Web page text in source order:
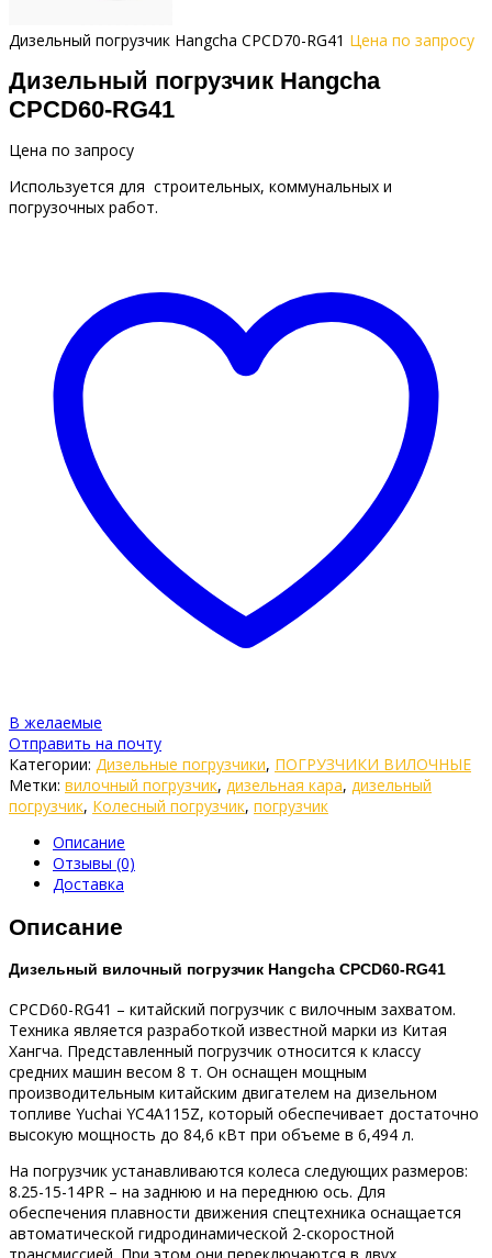
Дизельный погрузчик Hangcha CPCD70-RG41 Цена по запросу
Дизельный погрузчик Hangcha
CPCD60-RG41
Цена по запросу
Используется для строительных, коммунальных и
погрузочных работ.
В желаемые
Отправить на почту
Категории: Дизельные погрузчики, ПОГРУЗЧИКИ ВИЛОЧНЫЕ
Метки: вилочный погрузчик, дизельная кара, дизельный
погрузчик, Колесный погрузчик, погрузчик
Описание
Отзывы (0)
Доставка
Описание
Дизельный вилочный погрузчик Hangcha CPCD60-RG41
CPCD60-RG41 – китайский погрузчик с вилочным захватом.
Техника является разработкой известной марки из Китая
Хангча. Представленный погрузчик относится к классу
средних машин весом 8 т. Он оснащен мощным
производительным китайским двигателем на дизельном
топливе Yuchai YC4A115Z, который обеспечивает достаточно
высокую мощность до 84,6 кВт при объеме в 6,494 л.
На погрузчик устанавливаются колеса следующих размеров:
8.25-15-14PR – на заднюю и на переднюю ось. Для
обеспечения плавности движения спецтехника оснащается
автоматической гидродинамической 2-скоростной